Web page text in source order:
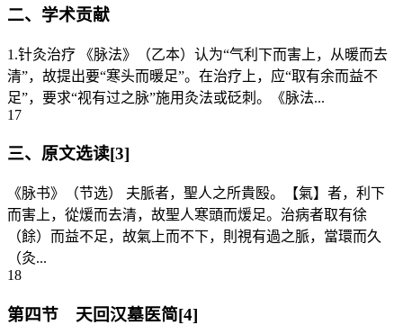
二、学术贡献
1.针灸治疗 《脉法》（乙本）认为“气利下而害上，从暖而去
清”，故提出要“寒头而暖足”。在治疗上，应“取有余而益不
足”，要求“视有过之脉”施用灸法或砭刺。《脉法...
17
三、原文选读[3]
《脉书》（节选） 夫脈者，聖人之所貴殹。【氣】者，利下
而害上，從煖而去清，故聖人寒頭而煖足。治病者取有徐
（餘）而益不足，故氣上而不下，則視有過之脈，當環而久
（灸...
18
第四节 天回汉墓医简[4]